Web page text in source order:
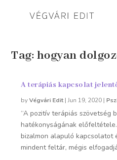
Tag: hogyan
A terápiás kapcsolat
byVégvári Edit|Jun 19, 2020 |
“A pozitív terápiás szövetség
hatékonyságának
bizalmon alapuló kapcsolatot
mindent feltár, mégis